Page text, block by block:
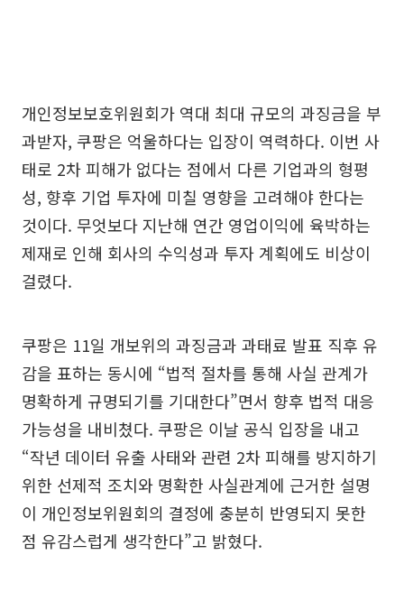
개인정보보호위원회가 역대 최대 규모의 과징금을 부
과받자, 쿠팡은 억울하다는 입장이 역력하다. 이번 사
태로 2차 피해가 없다는 점에서 다른 기업과의 형평
성, 향후 기업 투자에 미칠 영향을 고려해야 한다는
것이다. 무엇보다 지난해 연간 영업이익에 육박하는
제재로 인해 회사의 수익성과 투자 계획에도 비상이
걸렸다.
쿠팡은 11일 개보위의 과징금과 과태료 발표 직후 유
감을 표하는 동시에 “법적 절차를 통해 사실 관계가
명확하게 규명되기를 기대한다”면서 향후 법적 대응
가능성을 내비쳤다. 쿠팡은 이날 공식 입장을 내고
“작년 데이터 유출 사태와 관련 2차 피해를 방지하기
위한 선제적 조치와 명확한 사실관계에 근거한 설명
이 개인정보위원회의 결정에 충분히 반영되지 못한
점 유감스럽게 생각한다”고 밝혔다.